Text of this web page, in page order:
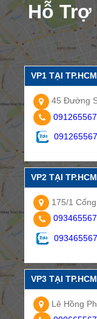
Hỗ Trợ
VP1 TẠI TP.HCM
45 Đường
VP2 TẠI TP.HCM
175/1
VP3 TẠI TP.HCM
Lê Hồng